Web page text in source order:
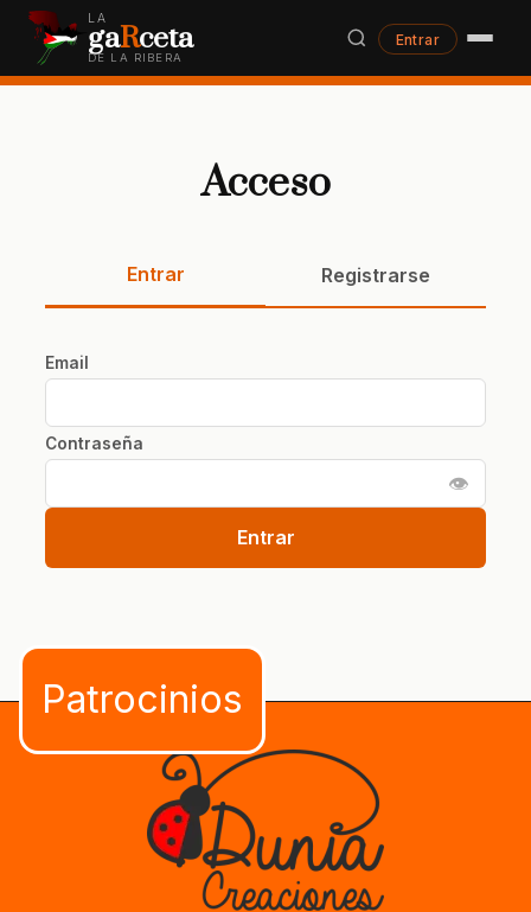
LA
gaRceta
DE LA RIBERA
Entrar
Acceso
Entrar Registrarse
Email
Contraseña
👁
Entrar